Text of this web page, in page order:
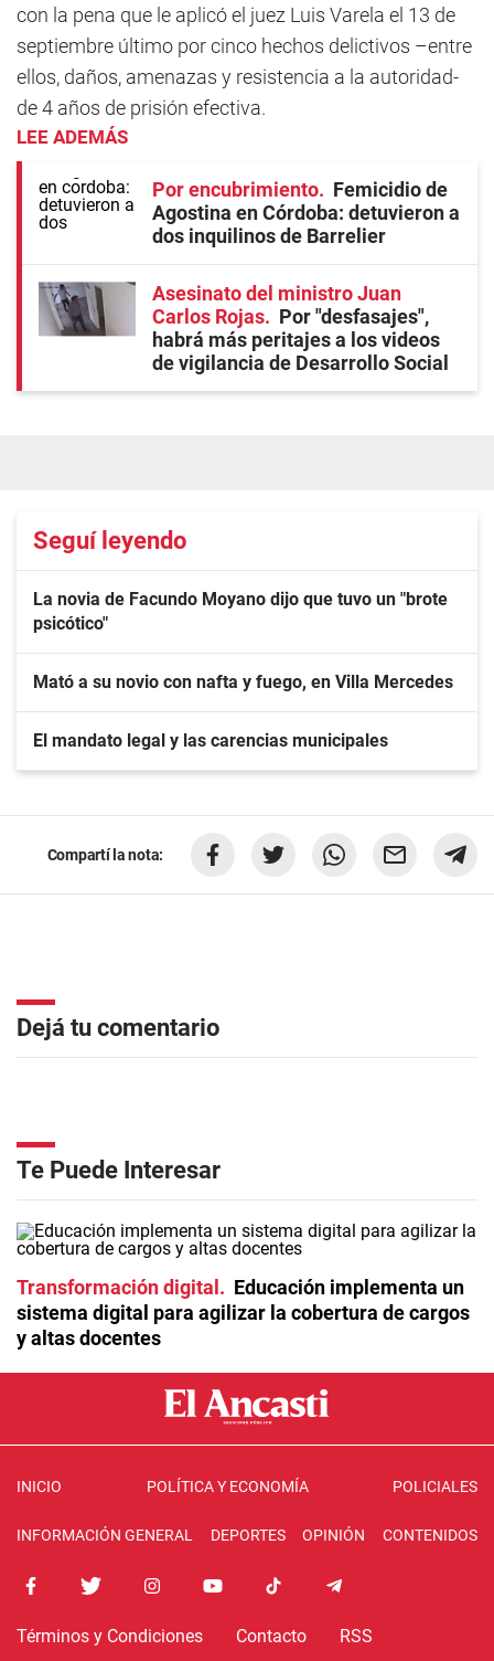
con la pena que le aplicó el juez Luis Varela el 13 de
septiembre último por cinco hechos delictivos –entre
ellos, daños, amenazas y resistencia a la autoridad-
de 4 años de prisión efectiva.
LEE ADEMÁS
Por encubrimiento
Femicidio de
Agostina en Córdoba: detuvieron a
dos inquilinos de Barrelier
Asesinato del ministro Juan
Carlos Rojas
Por "desfasajes",
habrá más peritajes a los videos
de vigilancia de Desarrollo Social
Seguí leyendo
La novia de Facundo Moyano dijo que tuvo un "brote
psicótico"
Mató a su novio con nafta y fuego, en Villa Mercedes
El mandato legal y las carencias municipales
Compartí la nota:
Dejá tu comentario
Te Puede Interesar
Transformación digital
Educación implementa un
sistema digital para agilizar la cobertura de cargos
y altas docentes
INICIO POLÍTICA Y ECONOMÍA POLICIALES
INFORMACIÓN GENERAL DEPORTES OPINIÓN CONTENIDOS
Términos y Condiciones Contacto RSS